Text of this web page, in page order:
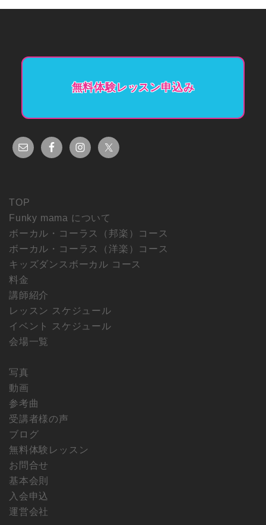
無料体験レッスン申込み
TOP
Funky mama について
ボーカル・コーラス（邦楽）コース
ボーカル・コーラス（洋楽）コース
キッズダンスボーカル コース
料金
講師紹介
レッスン スケジュール
イベント スケジュール
会場一覧
写真
動画
参考曲
受講者様の声
ブログ
無料体験レッスン
お問合せ
基本会則
入会申込
運営会社